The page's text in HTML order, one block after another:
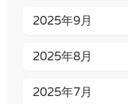
2025年9月
2025年8月
2025年7月